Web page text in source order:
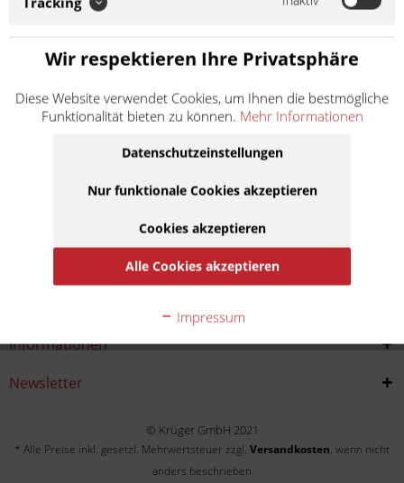
WR 450 F CJ25W
2020
Informationen
Newsletter
© Krüger GmbH 2021
* Alle Preise inkl. gesetzl. Mehrwertsteuer zzgl. Versandkosten, wenn nicht
anders beschrieben
Wir respektieren Ihre Privatsphäre
Diese Website verwendet Cookies, um Ihnen die bestmögliche
Funktionalität bieten zu können. Mehr Informationen
Datenschutzeinstellungen
Nur funktionale Cookies akzeptieren
Cookies akzeptieren
Alle Cookies akzeptieren
Impressum